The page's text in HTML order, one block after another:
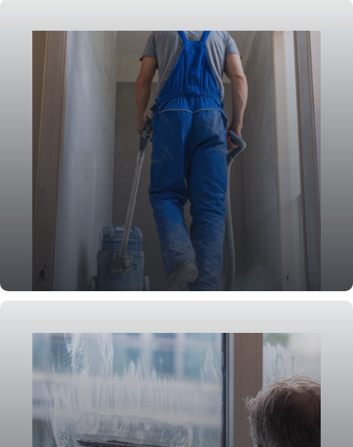
Grundreinigung
Baureinigung